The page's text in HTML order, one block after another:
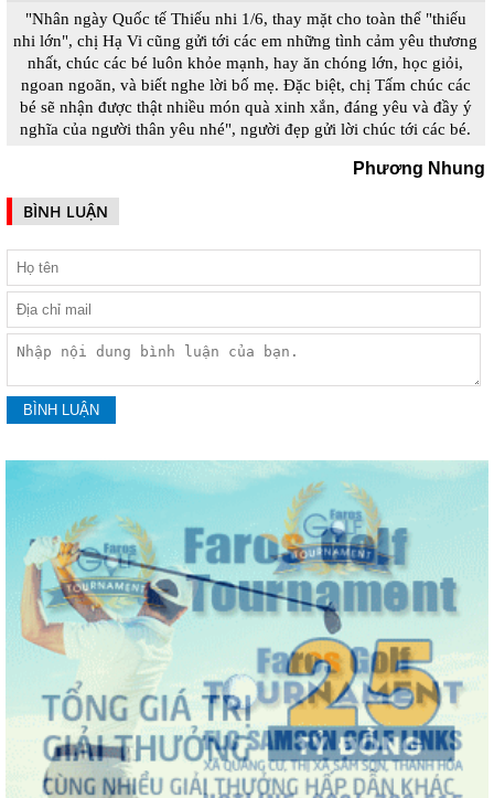
"Nhân ngày Quốc tế Thiếu nhi 1/6, thay mặt cho toàn thể "thiếu
nhi lớn", chị Hạ Vi cũng gửi tới các em những tình cảm yêu thương
nhất, chúc các bé luôn khỏe mạnh, hay ăn chóng lớn, học giỏi,
ngoan ngoãn, và biết nghe lời bố mẹ. Đặc biệt, chị Tấm chúc các
bé sẽ nhận được thật nhiều món quà xinh xắn, đáng yêu và đầy ý
nghĩa của người thân yêu nhé", người đẹp gửi lời chúc tới các bé.
Phương Nhung
BÌNH LUẬN